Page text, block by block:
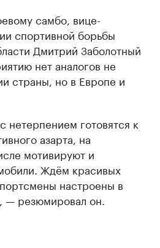
самбо, вице-
спортивной борьбы
Дмитрий Заболотный
нет аналогов не
страны, но в Европе и
готовятся к
азарта, на
мотивируют и
Ждём красивых
настроены в
— резюмировал он.